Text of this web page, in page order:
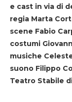
e cast in via di
regia Marta
scene Fabio
costumi
musiche
suono Filippo
Teatro Stabile